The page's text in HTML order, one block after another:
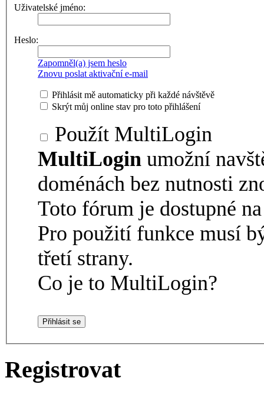
Uživatelské jméno:
Heslo:
Zapomněl(a) jsem heslo
Znovu poslat aktivační e-mail
Přihlásit mě automaticky při každé návštěvě
Skrýt můj online stav pro toto přihlášení
Použít MultiLogin
MultiLogin umožní
doménách bez nutnosti
Toto fórum je dostupné
Pro použití funkce musí
třetí strany.
Co je to MultiLogin?
Registrovat